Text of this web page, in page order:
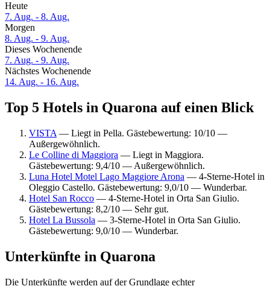
Heute
7. Aug. - 8. Aug.
Morgen
8. Aug. - 9. Aug.
Dieses Wochenende
7. Aug. - 9. Aug.
Nächstes Wochenende
14. Aug. - 16. Aug.
Top 5 Hotels in Quarona auf einen Blick
VISTA — Liegt in Pella. Gästebewertung: 10/10 —
Außergewöhnlich.
Le Colline di Maggiora — Liegt in Maggiora.
Gästebewertung: 9,4/10 — Außergewöhnlich.
Luna Hotel Motel Lago Maggiore Arona — 4-Sterne-Hotel in
Oleggio Castello. Gästebewertung: 9,0/10 — Wunderbar.
Hotel San Rocco — 4-Sterne-Hotel in Orta San Giulio.
Gästebewertung: 8,2/10 — Sehr gut.
Hotel La Bussola — 3-Sterne-Hotel in Orta San Giulio.
Gästebewertung: 9,0/10 — Wunderbar.
Unterkünfte in Quarona
Die Unterkünfte werden auf der Grundlage echter